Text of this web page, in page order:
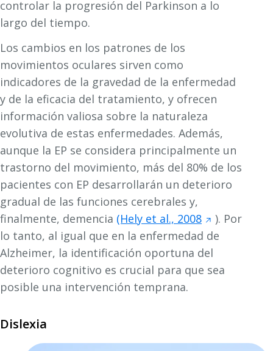
controlar la progresión del Parkinson a lo
largo del tiempo.
Los cambios en los patrones de los
movimientos oculares sirven como
indicadores de la gravedad de la enfermedad
y de la eficacia del tratamiento, y ofrecen
información valiosa sobre la naturaleza
evolutiva de estas enfermedades. Además,
aunque la EP se considera principalmente un
trastorno del movimiento, más del 80% de los
pacientes con EP desarrollarán un deterioro
gradual de las funciones cerebrales y,
finalmente, demencia (Hely et al., 2008
). Por
lo tanto, al igual que en la enfermedad de
Alzheimer, la identificación oportuna del
deterioro cognitivo es crucial para que sea
posible una intervención temprana.
Dislexia